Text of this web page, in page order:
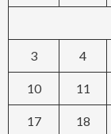
3 4
10 11
17 18